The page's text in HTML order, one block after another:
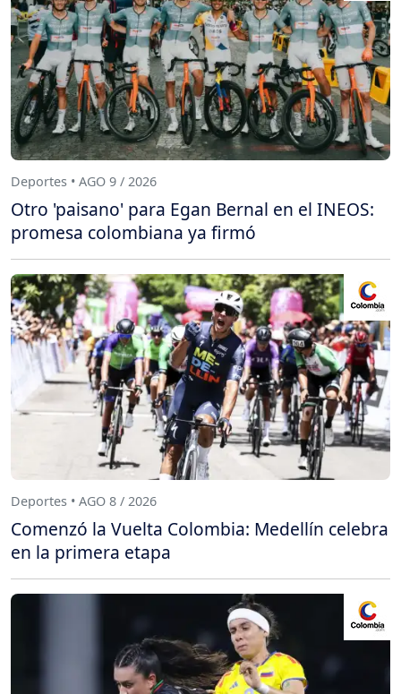
Deportes • AGO 9 / 2026
Otro 'paisano' para Egan Bernal en el INEOS:
promesa colombiana ya firmó
Deportes • AGO 8 / 2026
Comenzó la Vuelta Colombia: Medellín celebra
en la primera etapa